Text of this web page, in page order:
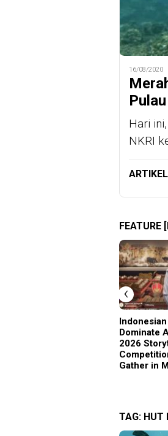
16/08/2020
Hari
NKRI
FEATURE
Dominate
2026
Gather in
‹
TAG: HUT